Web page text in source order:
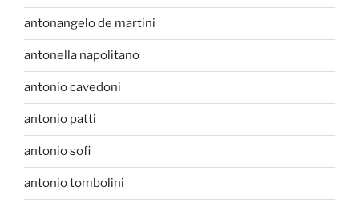
antonangelo de martini
antonella napolitano
antonio cavedoni
antonio patti
antonio sofi
antonio tombolini